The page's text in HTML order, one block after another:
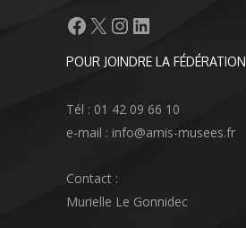
Facebook
X Instagram
LinkedIn
POUR JOINDRE LA FÉDÉRATION
Tél : 01 42 09 66 10
e-mail : info@amis-musees.fr
Contact :
Murielle Le Gonnidec